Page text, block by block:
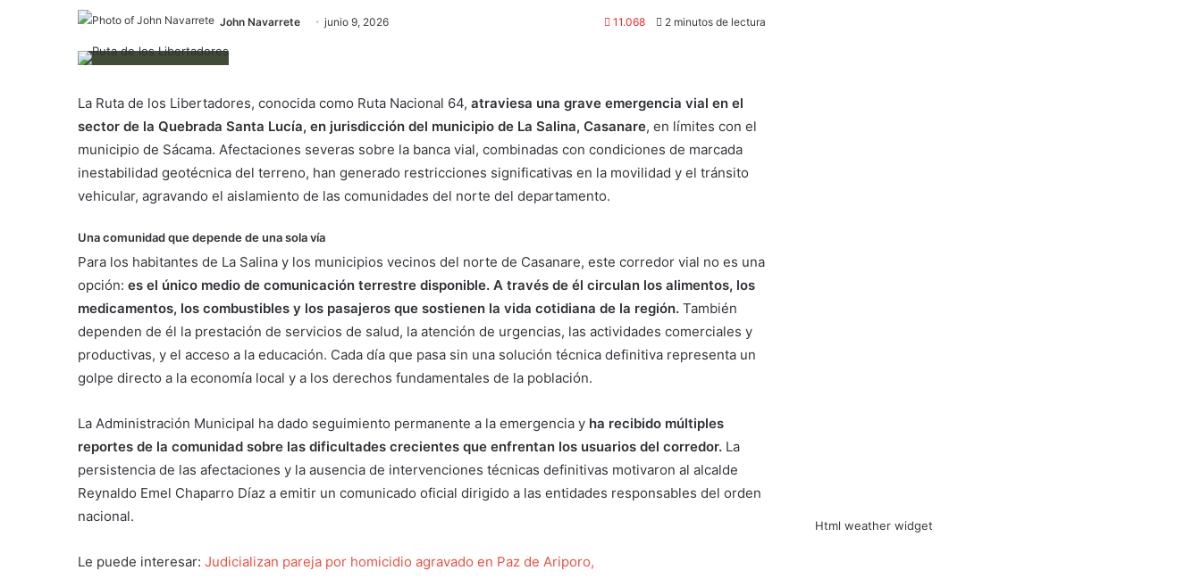
John Navarrete junio 9, 2026 11.068 2 minutos de lectura
La Ruta de los Libertadores, conocida como Ruta Nacional 64, atraviesa una grave emergencia vial en el
sector de la Quebrada Santa Lucía, en jurisdicción del municipio de La Salina, Casanare, en límites con el
municipio de Sácama. Afectaciones severas sobre la banca vial, combinadas con condiciones de marcada
inestabilidad geotécnica del terreno, han generado restricciones significativas en la movilidad y el tránsito
vehicular, agravando el aislamiento de las comunidades del norte del departamento.
Una comunidad que depende de una sola vía
Para los habitantes de La Salina y los municipios vecinos del norte de Casanare, este corredor vial no es una
opción: es el único medio de comunicación terrestre disponible. A través de él circulan los alimentos, los
medicamentos, los combustibles y los pasajeros que sostienen la vida cotidiana de la región. También
dependen de él la prestación de servicios de salud, la atención de urgencias, las actividades comerciales y
productivas, y el acceso a la educación. Cada día que pasa sin una solución técnica definitiva representa un
golpe directo a la economía local y a los derechos fundamentales de la población.
La Administración Municipal ha dado seguimiento permanente a la emergencia y ha recibido múltiples
reportes de la comunidad sobre las dificultades crecientes que enfrentan los usuarios del corredor. La
persistencia de las afectaciones y la ausencia de intervenciones técnicas definitivas motivaron al alcalde
Reynaldo Emel Chaparro Díaz a emitir un comunicado oficial dirigido a las entidades responsables del orden
nacional.
Le puede interesar: Judicializan pareja por homicidio agravado en Paz de Ariporo,
Html weather widget